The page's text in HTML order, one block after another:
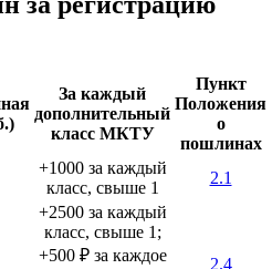
За каждый
дополнительный
класс МКТУ
Пункт
Положения
о
пошлинах
+1000 за каждый
класс, свыше 1
2.1
+2500 за каждый
класс, свыше 1;
+500 ₽ за каждое
2.4